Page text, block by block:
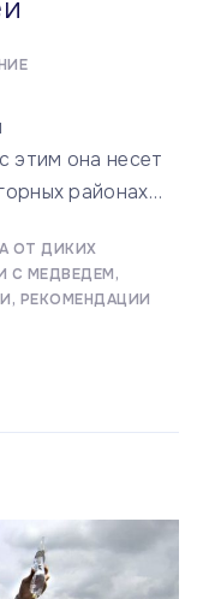
этим она несет
районах…
ОТ ДИКИХ
С МЕДВЕДЕМ
РЕКОМЕНДАЦИИ